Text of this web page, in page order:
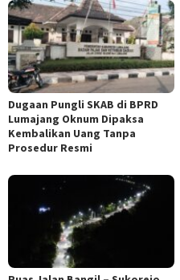
Dugaan Pungli SKAB di BPRD
Lumajang Oknum Dipaksa
Kembalikan Uang Tanpa
Prosedur Resmi